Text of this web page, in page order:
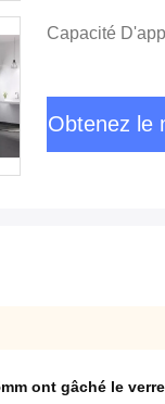
Capacité
Obtenez le
ont gâché le